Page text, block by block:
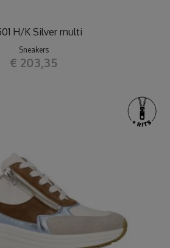
H/K Silver multi
Sneakers
€ 203,35